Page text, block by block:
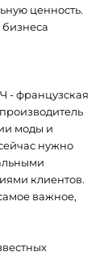
ценность.
бизнеса
- французская
моды и
нужно
клиентов.
важное,